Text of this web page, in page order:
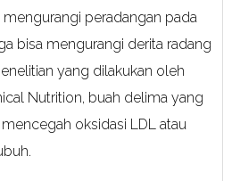
peradangan pada
bisa mengurangi derita radang
yang dilakukan oleh
Nutrition, buah delima yang
oksidasi LDL atau